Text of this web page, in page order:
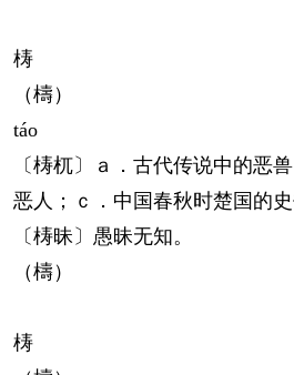
梼
（檮）
táo
〔梼杌〕ａ．古代传说中的恶
恶人；ｃ．中国春秋时楚国的史
〔梼昧〕愚昧无知。
（檮）
梼